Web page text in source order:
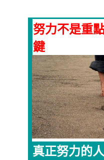
努力不是重
鍵
真正努力的